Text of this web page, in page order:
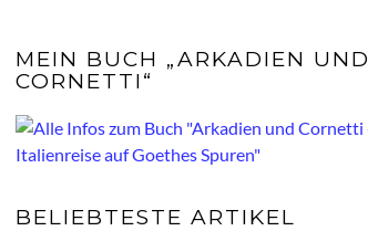
MEIN BUCH „ARKADIEN UND
CORNETTI“
BELIEBTESTE ARTIKEL